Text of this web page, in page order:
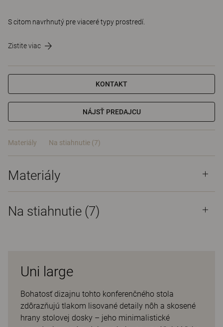
S citom navrhnutý pre viaceré typy prostredí.
Zistite viac
KONTAKT
NÁJSŤ PREDAJCU
Materiály Na stiahnutie (7)
Materiály
Na stiahnutie (7)
Uni large
Bohatosť dizajnu tohto konferenčného stola
zdôrazňujú tlakom lisované detaily nôh a skosené
hrany stolovej dosky – jeho minimalistické